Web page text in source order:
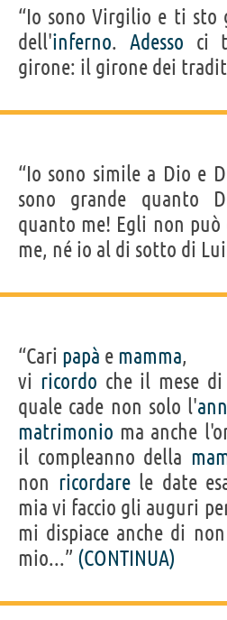
“Io sono Virgilio e ti sto
dell'inferno. Adesso ci
girone: il girone dei
“Io sono simile a Dio e
sono grande quanto
quanto me! Egli non può
me, né io al di sotto di
“Cari papà e mamma,
vi ricordo che il mese
quale cade non solo l'
matrimonio ma anche
il compleanno della
non ricordarele date
mia vi faccio gli auguri
mi dispiace anche di
mio...” (CONTINUA)